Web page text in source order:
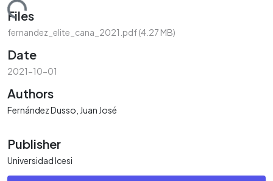
Files
fernandez_elite_cana_2021.pdf(4.27 MB)
Date
2021-10-01
Authors
Fernández Dusso, Juan José
Publisher
Universidad Icesi